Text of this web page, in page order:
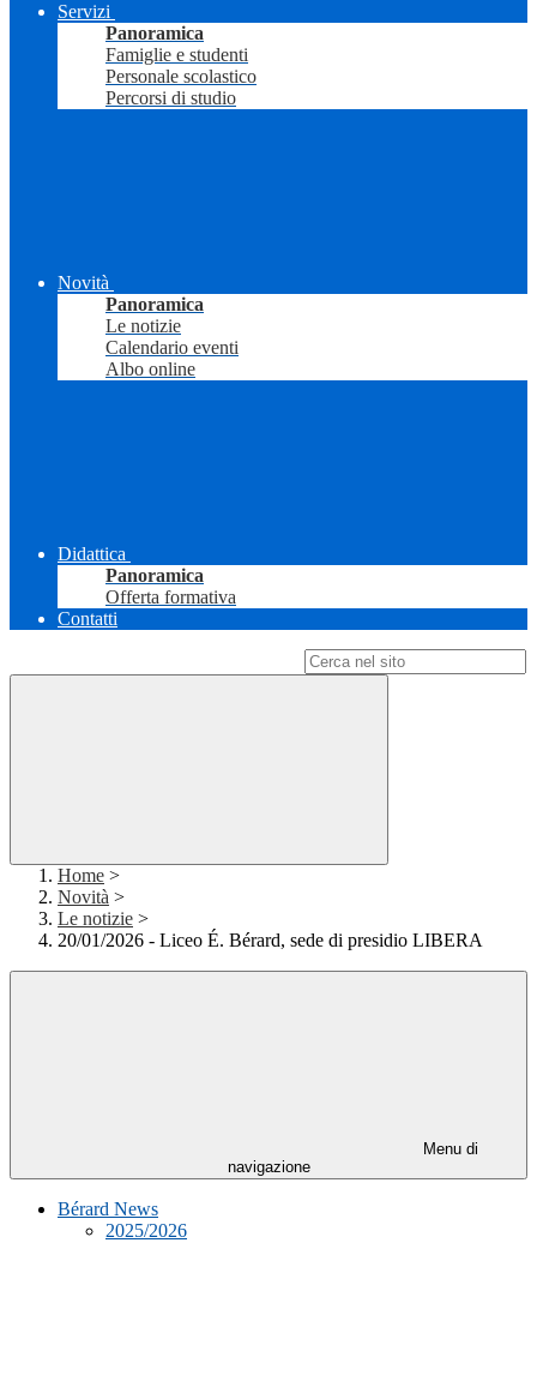
Servizi
Panoramica
Famiglie e studenti
Personale scolastico
Percorsi di studio
Novità
Panoramica
Le notizie
Calendario eventi
Albo online
Didattica
Panoramica
Offerta formativa
Contatti
Home >
Novità >
Le notizie >
20/01/2026 - Liceo É. Bérard, sede di presidio LIBERA
Menu di
navigazione
Bérard News
2025/2026